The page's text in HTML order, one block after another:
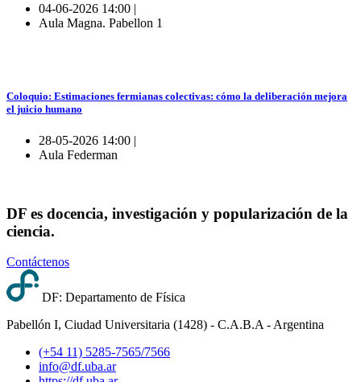
04-06-2026 14:00 |
Aula Magna. Pabellon 1
Coloquio: Estimaciones fermianas colectivas: cómo la deliberación mejora
el juicio humano
28-05-2026 14:00 |
Aula Federman
DF es docencia, investigación y popularización de la
ciencia.
Contáctenos
DF: Departamento de Física
Pabellón I, Ciudad Universitaria (1428) - C.A.B.A - Argentina
(+54 11) 5285-7565/7566
info@df.uba.ar